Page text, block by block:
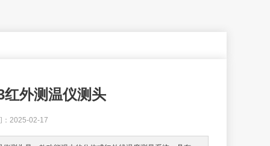
外测温仪测头
2025-02-17